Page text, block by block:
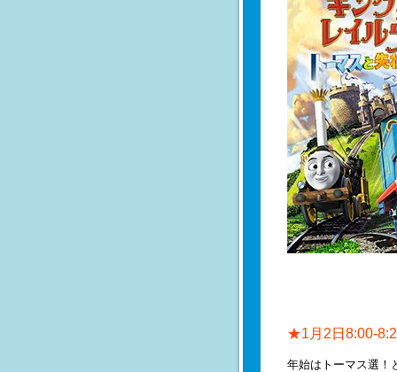
★1月2日8:00-
年始はトーマス選！